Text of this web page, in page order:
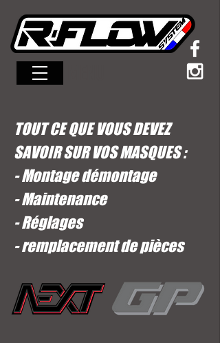
TOUT CE QUE VOUS DEVEZ
SAVOIR SUR VOS MASQUES :
- Montage démontage
- Maintenance
- Réglages
- remplacement de pièces